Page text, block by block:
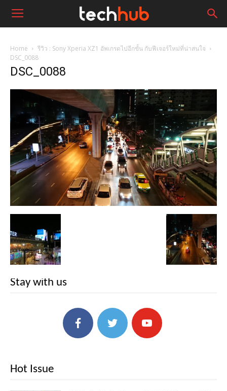
Home
รีวิว : Sony Xperia XZ1 อัพเกรดไปอีกขั้น กับฟีเจอร์ใหม่ที่น่าสนใจ
DSC_0088
DSC_0088
Stay with us
Hot Issue